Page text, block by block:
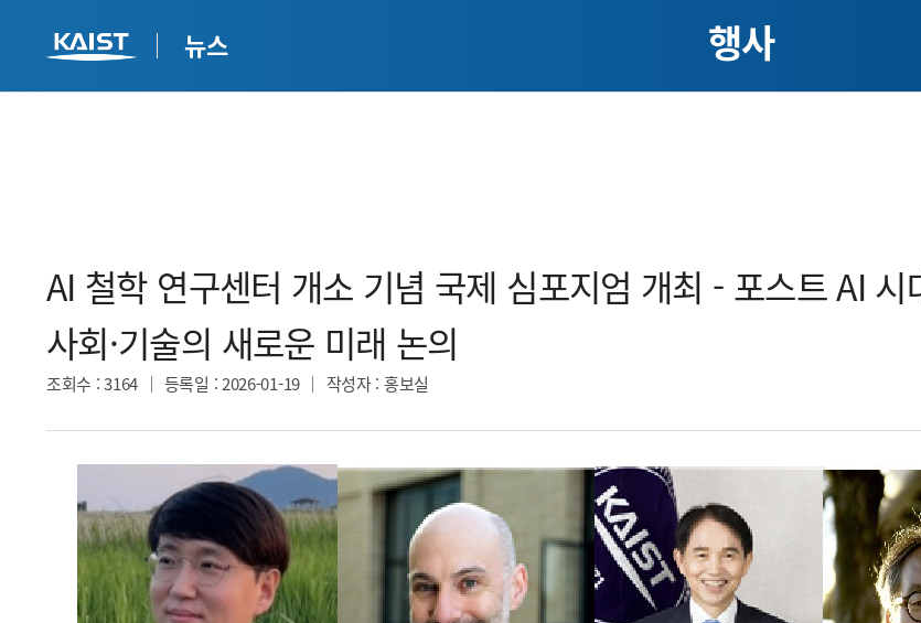
뉴스 행사
AI 철학 연구센터 개소 기념 국제 심포지엄 개최 - 포스트 AI 시
사회·기술의 새로운 미래 논의​
조회수 : 3164 등록일 : 2026-01-19 작성자: 홍보실